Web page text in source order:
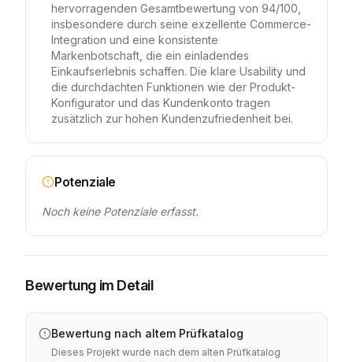
hervorragenden Gesamtbewertung von 94/100,
insbesondere durch seine exzellente Commerce-
Integration und eine konsistente
Markenbotschaft, die ein einladendes
Einkaufserlebnis schaffen. Die klare Usability und
die durchdachten Funktionen wie der Produkt-
Konfigurator und das Kundenkonto tragen
zusätzlich zur hohen Kundenzufriedenheit bei.
Potenziale
Noch keine Potenziale erfasst.
Bewertung im Detail
Bewertung nach altem Prüfkatalog
Dieses Projekt wurde nach dem alten Prüfkatalog